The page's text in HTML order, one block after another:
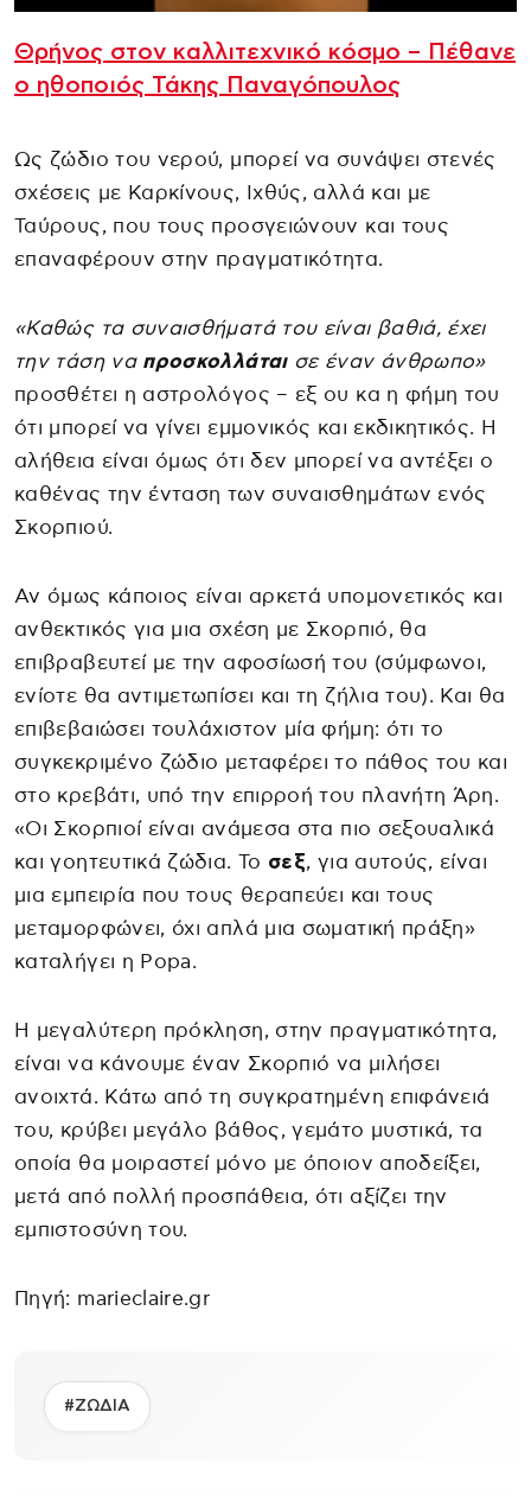
Θρήνος στον καλλιτεχνικό κόσμο – Πέθανε
ο ηθοποιός Τάκης Παναγόπουλος
Ως ζώδιο του νερού, μπορεί να συνάψει στενές
σχέσεις με Καρκίνους, Ιχθύς, αλλά και με
Ταύρους, που τους προσγειώνουν και τους
επαναφέρουν στην πραγματικότητα.
«Καθώς τα συναισθήματά του είναι βαθιά, έχει
την τάση να προσκολλάταισε έναν άνθρωπο»
προσθέτει η αστρολόγος – εξ ου κα η φήμη του
ότι μπορεί να γίνει εμμονικός και εκδικητικός. Η
αλήθεια είναι όμως ότι δεν μπορεί να αντέξει ο
καθένας την ένταση των συναισθημάτων ενός
Σκορπιού.
Αν όμως κάποιος είναι αρκετά υπομονετικός και
ανθεκτικός για μια σχέση με Σκορπιό, θα
επιβραβευτεί με την αφοσίωσή του (σύμφωνοι,
ενίοτε θα αντιμετωπίσει και τη ζήλια του). Και θα
επιβεβαιώσει τουλάχιστον μία φήμη: ότι το
συγκεκριμένο ζώδιο μεταφέρει το πάθος του και
στο κρεβάτι, υπό την επιρροή του πλανήτη Άρη.
«Οι Σκορπιοί είναι ανάμεσα στα πιο σεξουαλικά
και γοητευτικά ζώδια. Το σεξ, για αυτούς, είναι
μια εμπειρία που τους θεραπεύει και τους
μεταμορφώνει, όχι απλά μια σωματική πράξη»
καταλήγει η Popa.
Η μεγαλύτερη πρόκληση, στην πραγματικότητα,
είναι να κάνουμε έναν Σκορπιό να μιλήσει
ανοιχτά. Κάτω από τη συγκρατημένη επιφάνειά
του, κρύβει μεγάλο βάθος, γεμάτο μυστικά, τα
οποία θα μοιραστεί μόνο με όποιον αποδείξει,
μετά από πολλή προσπάθεια, ότι αξίζει την
εμπιστοσύνη του.
Πηγή: marieclaire.gr
#ΖΩΔΙΑ